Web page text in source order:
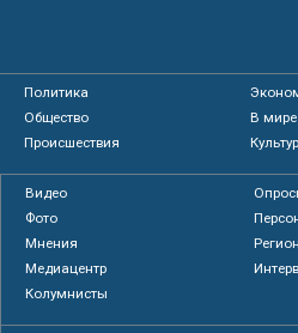
Политика
Общество
В мире
Происшествия
Видео
Фото
Мнения
Медиацентр
Колумнисты